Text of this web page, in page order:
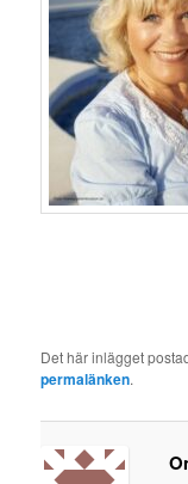
Det här inlägget
permalänken.